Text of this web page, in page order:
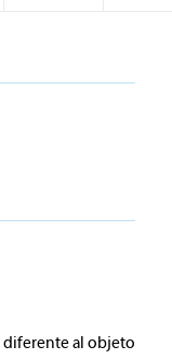
diferente al objeto